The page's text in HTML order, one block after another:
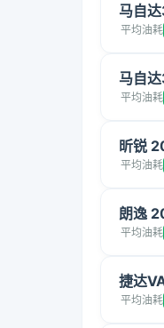
马自
平均油耗
马自
平均油耗
昕锐
平均油耗
朗逸
平均油耗
捷达
平均油耗